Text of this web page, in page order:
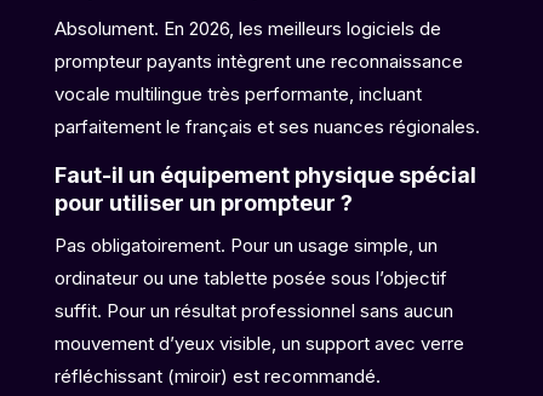
Absolument. En 2026, les meilleurs logiciels de
prompteur payants intègrent une reconnaissance
vocale multilingue très performante, incluant
parfaitement le français et ses nuances régionales.
Faut-il un équipement physique spécial
pour utiliser un prompteur ?
Pas obligatoirement. Pour un usage simple, un
ordinateur ou une tablette posée sous l’objectif
suffit. Pour un résultat professionnel sans aucun
mouvement d’yeux visible, un support avec verre
réfléchissant (miroir) est recommandé.